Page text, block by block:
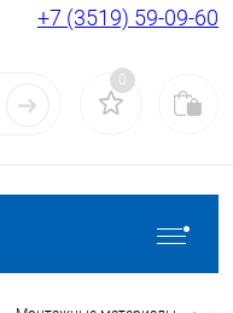
+7 (3519) 59-09-60
0